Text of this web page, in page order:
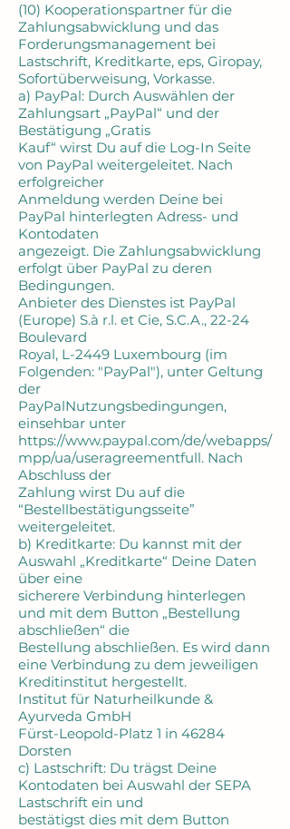
(10) Kooperationspartner für die
Zahlungsabwicklung und das
Forderungsmanagement bei
Lastschrift, Kreditkarte, eps, Giropay,
Sofortüberweisung, Vorkasse.
a) PayPal: Durch Auswählen der
Zahlungsart „PayPal“ und der
Bestätigung „Gratis
Kauf“ wirst Du auf die Log-In Seite
von PayPal weitergeleitet. Nach
erfolgreicher
Anmeldung werden Deine bei
PayPal hinterlegten Adress- und
Kontodaten
angezeigt. Die Zahlungsabwicklung
erfolgt über PayPal zu deren
Bedingungen.
Anbieter des Dienstes ist PayPal
(Europe) S.à r.l. et Cie, S.C.A., 22-24
Boulevard
Royal, L-2449 Luxembourg (im
Folgenden: "PayPal"), unter Geltung
der
PayPalNutzungsbedingungen,
einsehbar unter
https://www.paypal.com/de/webapps/
mpp/ua/useragreementfull. Nach
Abschluss der
Zahlung wirst Du auf die
“Bestellbestätigungsseite”
weitergeleitet.
b) Kreditkarte: Du kannst mit der
Auswahl „Kreditkarte“ Deine Daten
über eine
sicherere Verbindung hinterlegen
und mit dem Button „Bestellung
abschließen“ die
Bestellung abschließen. Es wird dann
eine Verbindung zu dem jeweiligen
Kreditinstitut hergestellt.
Institut für Naturheilkunde &
Ayurveda GmbH
Fürst-Leopold-Platz 1 in 46284
Dorsten
c) Lastschrift: Du trägst Deine
Kontodaten bei Auswahl der SEPA
Lastschrift ein und
bestätigst dies mit dem Button